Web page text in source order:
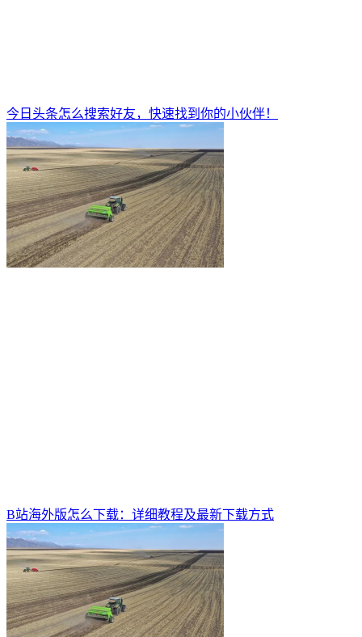
今日头条怎么搜索好友，快速找到你的小伙伴！
B站海外版怎么下载：详细教程及最新下载方式